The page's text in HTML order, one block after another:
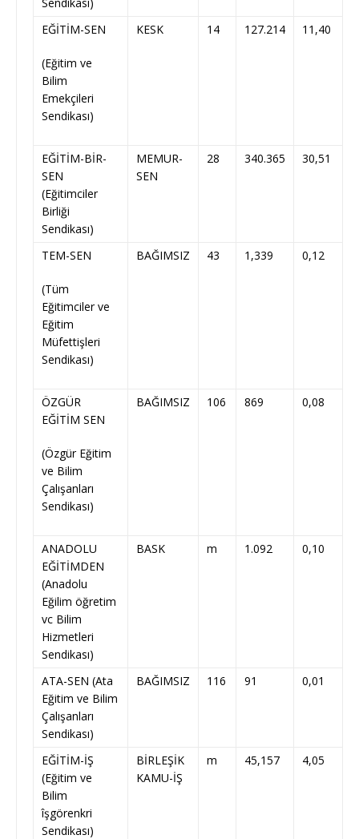
EĞİTİM-SEN
(Eğitim ve
Bilim
Emekçileri
Sendikası)
KESK 14 127.214 11,40
EĞİTİM-BİR-
SEN
(Eğitimciler
Birliği
Sendikası)
MEMUR-
SEN
28 340.365 30,51
TEM-SEN
(Tüm
Eğitimciler ve
Eğitim
Müfettişleri
Sendikası)
BAĞIMSIZ 43 1,339 0,12
ÖZGÜR
EĞİTİM SEN
(Özgür Eğitim
ve Bilim
Çalışanları
Sendikası)
BAĞIMSIZ 106 869 0,08
ANADOLU
EĞİTİMDEN
(Anadolu
Eğilim öğretim
vc Bilim
Hizmetleri
Sendikası)
BASK m 1.092 0,10
ATA-SEN (Ata
Eğitim ve Bilim
Çalışanları
Sendikası)
BAĞIMSIZ 116 91 0,01
EĞİTİM-İŞ
(Eğitim ve
Bilim
îşgörenkri
Sendikası)
BİRLEŞİK
KAMU-İŞ
m 45,157 4,05